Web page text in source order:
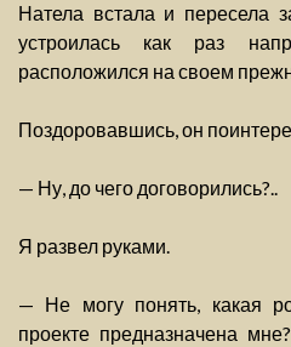
Натела встала и пересела
устроилась как раз
расположился на своем
Поздоровавшись, он
— Ну, до чего договорились?..
Я развел руками.
— Не могу понять, какая
проекте предназначена